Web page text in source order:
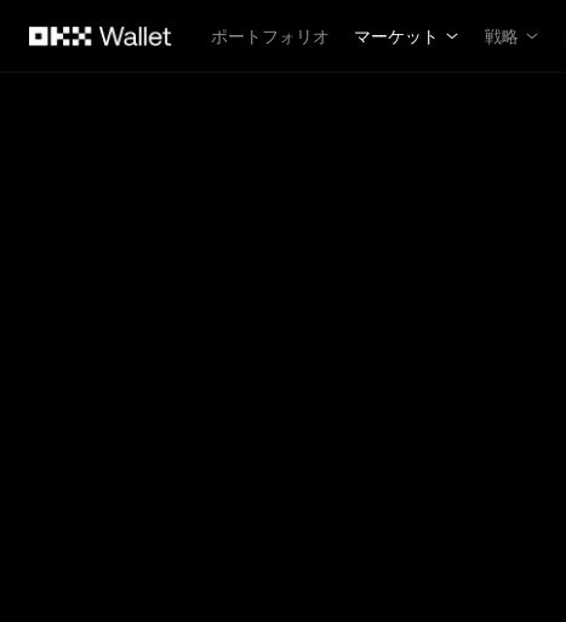
ポートフォリオ
マーケット 戦略